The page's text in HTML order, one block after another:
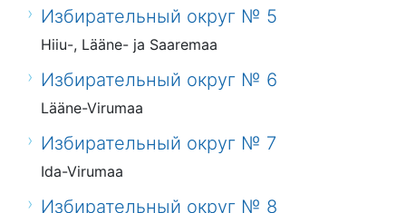
Избирательный округ № 5
Hiiu-, Lääne- ja Saaremaa
Избирательный округ № 6
Lääne-Virumaa
Избирательный округ № 7
Ida-Virumaa
Избирательный округ № 8